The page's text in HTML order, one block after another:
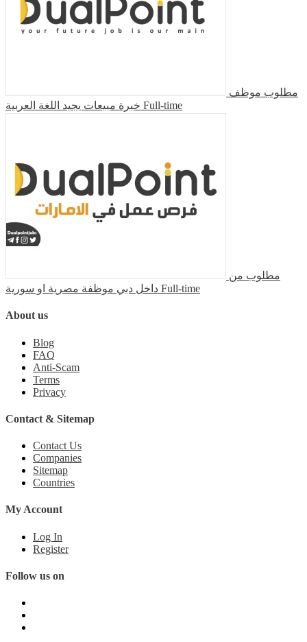
مطلوب موظف
خبرة مبيعات يجيد اللغة العربية Full-time
مطلوب من
داخل دبي موظفة مصرية او سورية Full-time
About us
Blog
FAQ
Anti-Scam
Terms
Privacy
Contact & Sitemap
Contact Us
Companies
Sitemap
Countries
My Account
Log In
Register
Follow us on